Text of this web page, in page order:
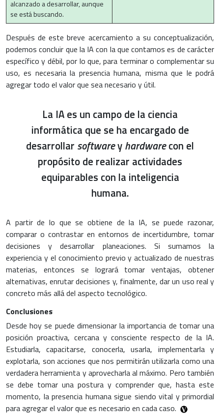
alcanzado a desarrollar, aunque
se está buscando.
Después de este breve acercamiento a su conceptualización,
podemos concluir que la IA con la que contamos es de carácter
específico y débil, por lo que, para terminar o complementar su
uso, es necesaria la presencia humana, misma que le podrá
agregar todo el valor que sea necesario y útil.
La IA es un campo de la ciencia
informática que se ha encargado de
desarrollar softwareyhardwarecon el
propósito de realizar actividades
equiparables con la inteligencia
humana.
A partir de lo que se obtiene de la IA, se puede razonar,
comparar o contrastar en entornos de incertidumbre, tomar
decisiones y desarrollar planeaciones. Si sumamos la
experiencia y el conocimiento previo y actualizado de nuestras
materias, entonces se logrará tomar ventajas, obtener
alternativas, enrutar decisiones y, finalmente, dar un uso real y
concreto más allá del aspecto tecnológico.
Conclusiones
Desde hoy se puede dimensionar la importancia de tomar una
posición proactiva, cercana y consciente respecto de la IA.
Estudiarla, capacitarse, conocerla, usarla, implementarla y
explotarla, son acciones que nos permitirán utilizarla como una
verdadera herramienta y aprovecharla al máximo. Pero también
se debe tomar una postura y comprender que, hasta este
momento, la presencia humana sigue siendo vital y primordial
para agregar el valor que es necesario en cada caso.